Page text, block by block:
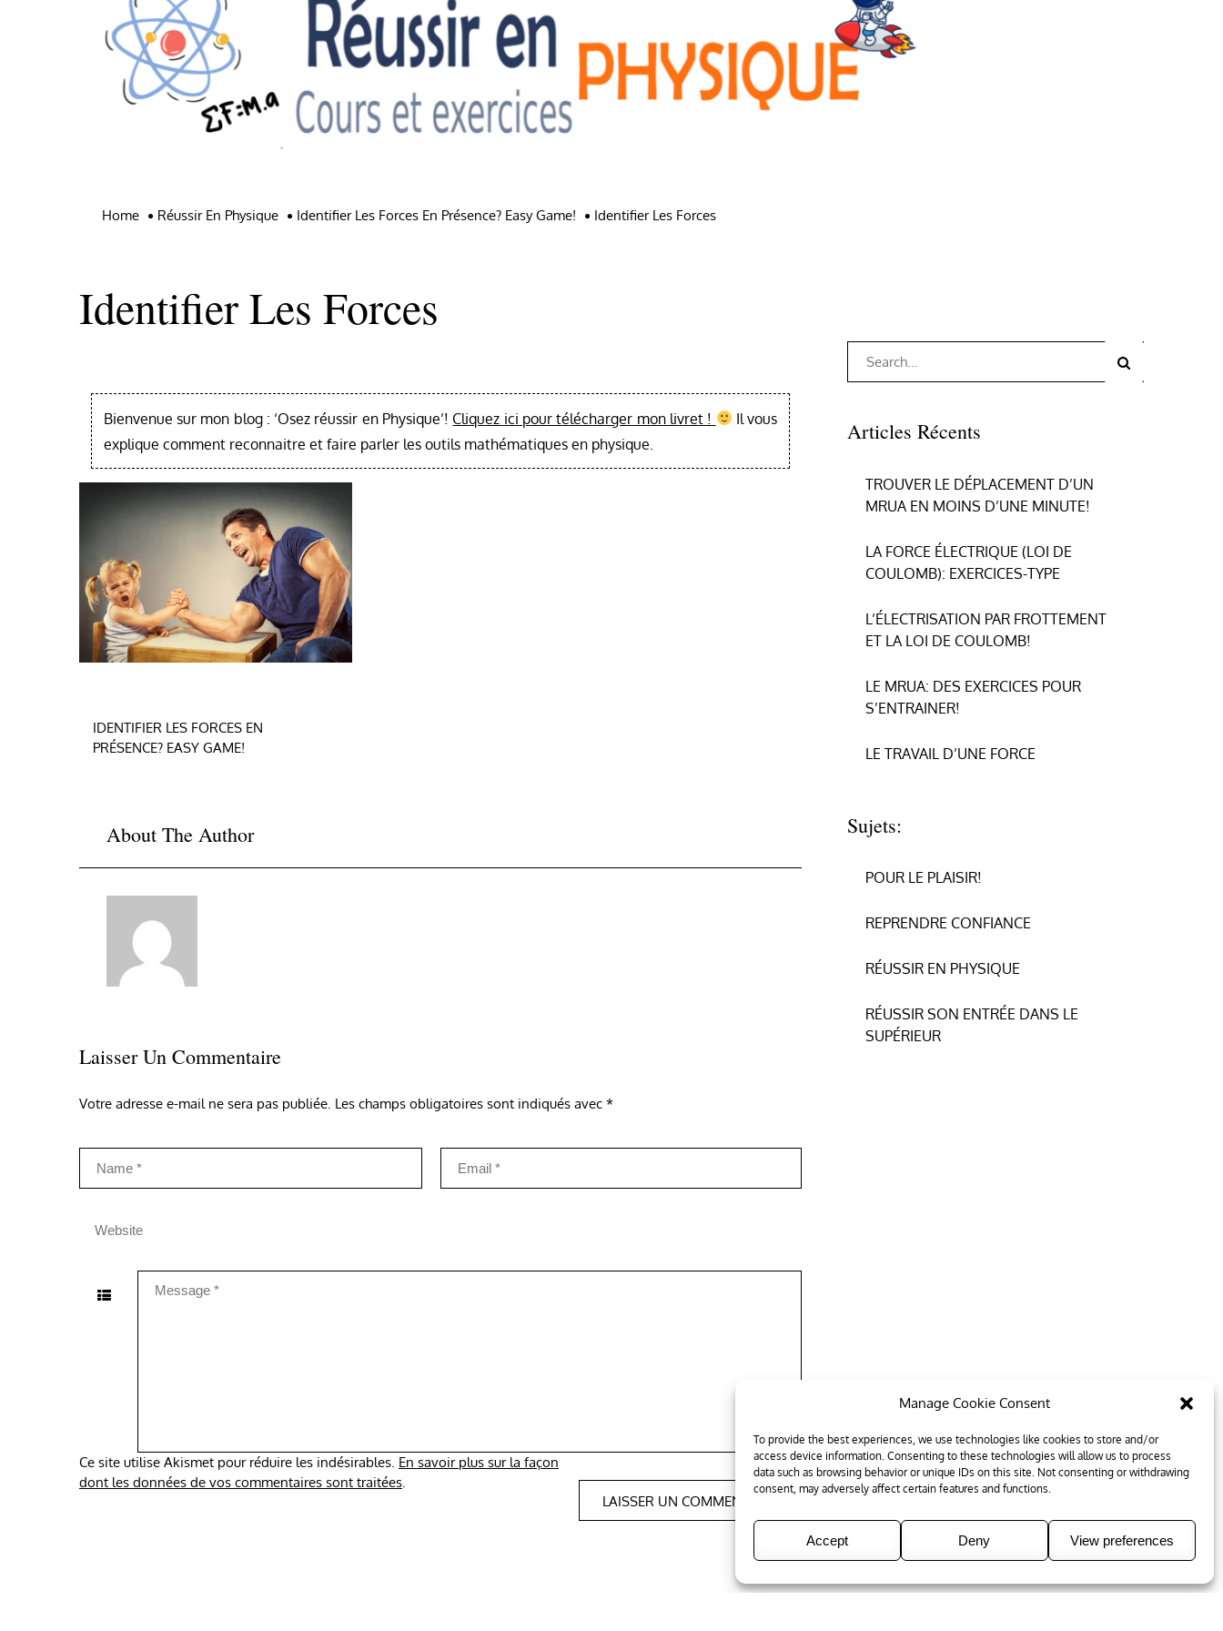
Manage Cookie Consent
To provide the best experiences, we use technologies like cookies to store and/or
access device information. Consenting to these technologies will allow us to process
data such as browsing behavior or unique IDs on this site. Not consenting or withdrawing
consent, may adversely affect certain features and functions.
Accept Deny View preferences
Home Réussir En Physique Identifier Les Forces En Présence? Easy Game! Identifier Les Forces
Identifier Les Forces
Bienvenue sur mon blog : ‘Osez réussir en Physique’! Cliquez ici pour télécharger mon livret !
Il vous
explique comment reconnaitre et faire parler les outils mathématiques en physique.
Navigation
de
IDENTIFIER LES FORCES EN
PRÉSENCE? EASY GAME!
About The Author
Laisser Un Commentaire
Votre adresse e-mail ne sera pas publiée. Les champs obligatoires sont indiqués avec *
Ce site utilise Akismet pour réduire les indésirables. En savoir plus sur la façon
dont les données de vos commentaires sont traitées.
Search
Articles Récents
TROUVER LE DÉPLACEMENT D’UN
MRUA EN MOINS D’UNE MINUTE!
LA FORCE ÉLECTRIQUE (LOI DE
COULOMB): EXERCICES-TYPE
L’ÉLECTRISATION PAR FROTTEMENT
ET LA LOI DE COULOMB!
LE MRUA: DES EXERCICES POUR
S’ENTRAINER!
LE TRAVAIL D’UNE FORCE
Sujets:
POUR LE PLAISIR!
REPRENDRE CONFIANCE
RÉUSSIR EN PHYSIQUE
RÉUSSIR SON ENTRÉE DANS LE
SUPÉRIEUR